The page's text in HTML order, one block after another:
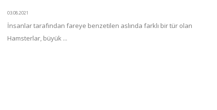
03.08.2021
İnsanlar tarafından fareye benzetilen aslında farklı bir tür olan
Hamsterlar, büyük ...